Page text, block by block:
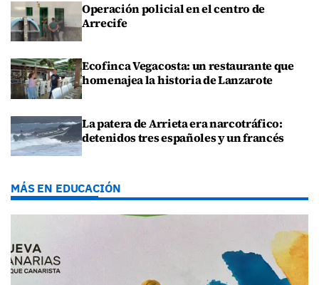
Operación policial en el centro de
Arrecife
Ecofinca Vegacosta: un restaurante que
homenajea la historia de Lanzarote
La patera de Arrieta era narcotráfico:
detenidos tres españoles y un francés
MÁS EN EDUCACIÓN